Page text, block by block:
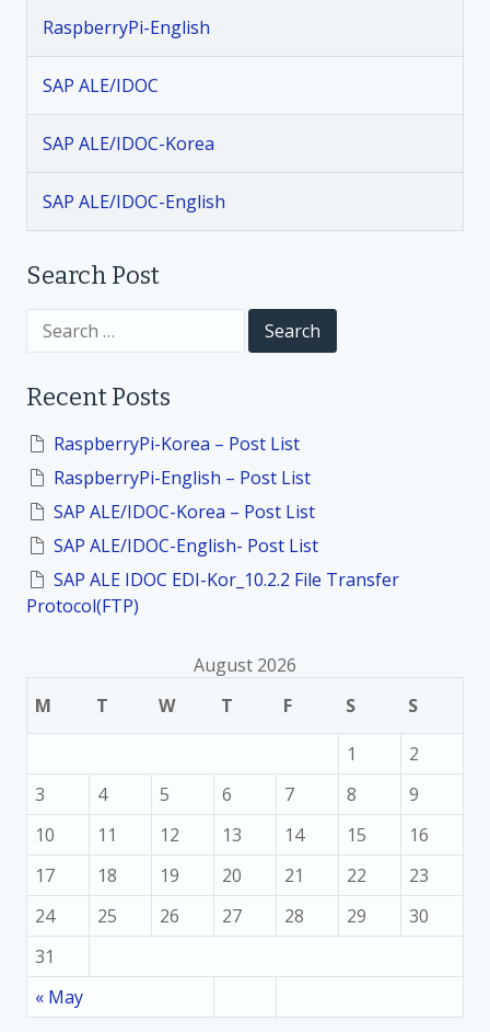
g
a
i
o
n
RaspberryPi-English
SAP ALE/IDOC
SAP ALE/IDOC-Korea
SAP ALE/IDOC-English
Search Post
c
o
Recent Posts
RaspberryPi-Korea – Post List
RaspberryPi-English – Post List
SAP ALE/IDOC-Korea – Post List
SAP ALE/IDOC-English- Post List
SAP ALE IDOC EDI-Kor_10.2.2 File Transfer
Protocol(FTP)
August 2026
M
T W T F S S
« May
1
2
3
4 5 6 7 8
9
10
11 12 13 14 15
16
17
18 19 20 21 22
23
24
25 26 27 28 29
30
31